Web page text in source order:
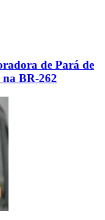
de Pará de
na BR-262